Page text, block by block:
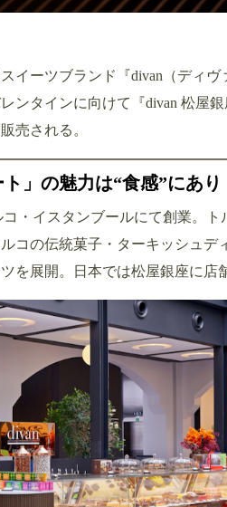
イーツブランド『divan（ディ
ンタインに向けて『divan 松屋
売される。
」の魅力は“食感”にあり
コ・イスタンブールにて創業。
コの伝統菓子・ターキッシュ
を展開。日本では松屋銀座に店